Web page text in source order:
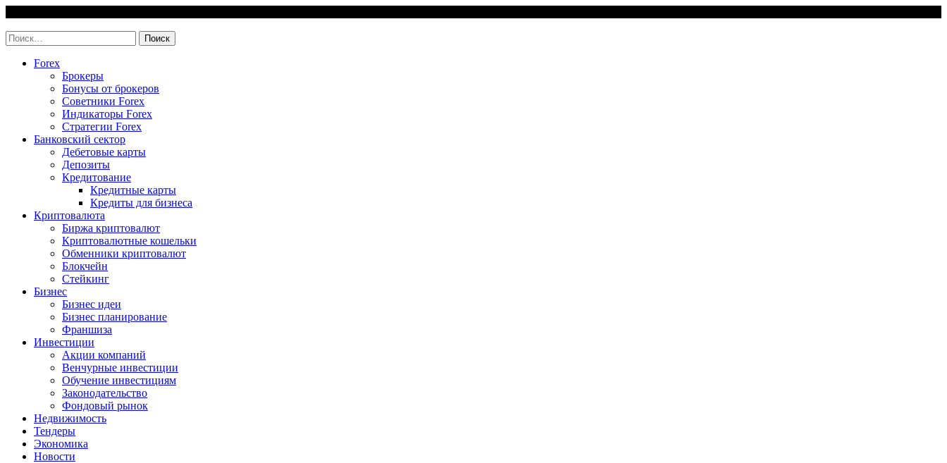
content
Найти:
Forex
Брокеры
Бонусы от брокеров
Советники Forex
Индикаторы Forex
Стратегии Forex
Банковский сектор
Дебетовые карты
Депозиты
Кредитование
Кредитные карты
Кредиты для бизнеса
Криптовалюта
Биржа криптовалют
Криптовалютные кошельки
Обменники криптовалют
Блокчейн
Стейкинг
Бизнес
Бизнес идеи
Бизнес планирование
Франшиза
Инвестиции
Акции компаний
Венчурные инвестиции
Обучение инвестициям
Законодательство
Фондовый рынок
Недвижимость
Тендеры
Экономика
Новости